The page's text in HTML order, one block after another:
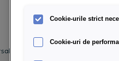
Romania
Cookie-urile strict
Cookie-uri de